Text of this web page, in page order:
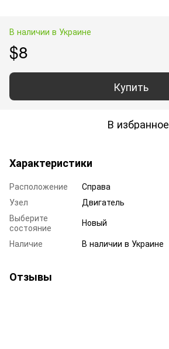
В наличии в Украине
$8
Купить
В избранное
Характеристики
Расположение
Справа
Узел
Двигатель
Выберите
состояние
Новый
Наличие
В наличии в Украине
Отзывы